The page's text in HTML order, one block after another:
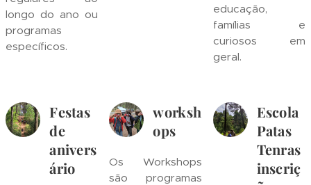
longo do ano ou
programas
específicos.
educação,
famílias e
curiosos em
geral.
Festas
de
anivers
ário
worksh
ops
Os Workshops
são programas
Escola
Patas
Tenras
inscriç